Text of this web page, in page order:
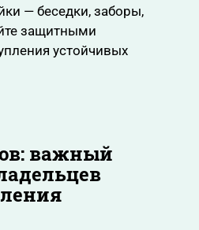
— беседки, заборы,
защитными
устойчивых
важный